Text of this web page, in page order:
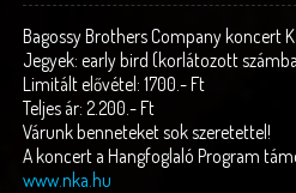
Bagossy Brothers Company koncert
Jegyek: early bird (korlátozott
Limitált elővétel: 1700.- Ft
Teljes ár: 2.200.- Ft
Várunk benneteket sok szeretettel!
A koncert a Hangfoglaló Program
www.nka.hu